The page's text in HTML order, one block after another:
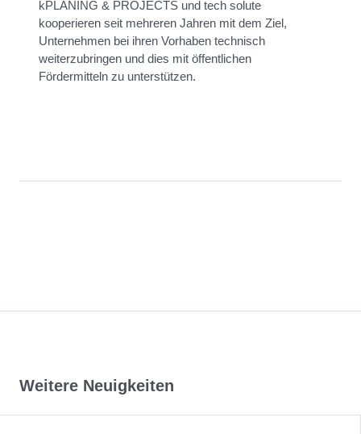
kPLANING & PROJECTS und tech solute
kooperieren seit mehreren Jahren mit dem Ziel,
Unternehmen bei ihren Vorhaben technisch
weiterzubringen und dies mit öffentlichen
Fördermitteln zu unterstützen.
Weitere Neuigkeiten